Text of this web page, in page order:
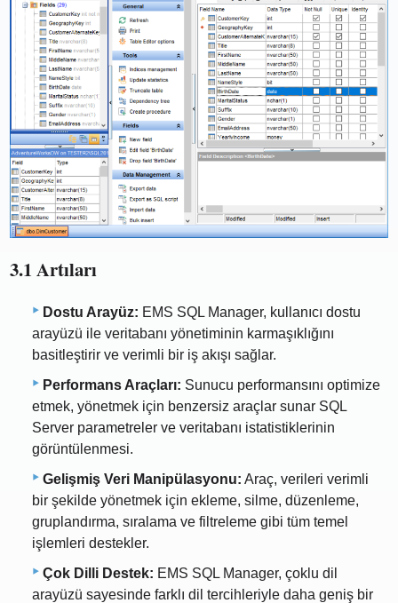
3.1 Artıları
Dostu Arayüz: EMS SQL Manager, kullanıcı dostu
arayüzü ile veritabanı yönetiminin karmaşıklığını
basitleştirir ve verimli bir iş akışı sağlar.
Performans Araçları: Sunucu performansını optimize
etmek, yönetmek için benzersiz araçlar sunar SQL
Server parametreler ve veritabanı istatistiklerinin
görüntülenmesi.
Gelişmiş Veri Manipülasyonu: Araç, verileri verimli
bir şekilde yönetmek için ekleme, silme, düzenleme,
gruplandırma, sıralama ve filtreleme gibi tüm temel
işlemleri destekler.
Çok Dilli Destek: EMS SQL Manager, çoklu dil
arayüzü sayesinde farklı dil tercihleriyle daha geniş bir